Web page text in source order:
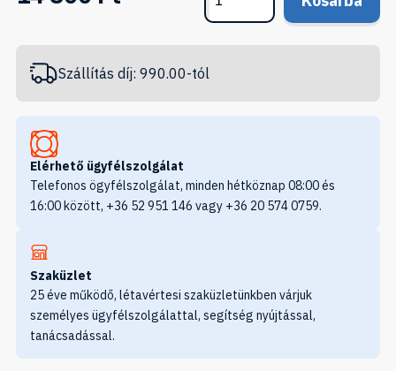
Szállítás díj: 990.00-tól
Elérhető ügyfélszolgálat
Telefonos ögyfélszolgálat, minden hétköznap 08:00 és
16:00 között, +36 52 951 146 vagy +36 20 574 0759.
Szaküzlet
25 éve működő, létavértesi szaküzletünkben várjuk
személyes ügyfélszolgálattal, segítség nyújtással,
tanácsadással.